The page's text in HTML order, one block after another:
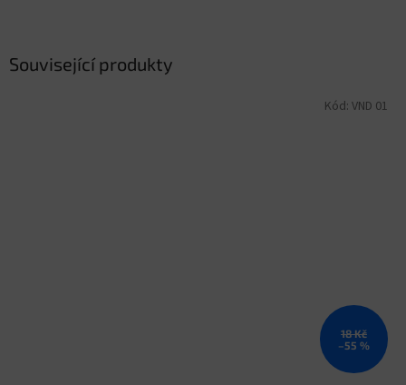
Související produkty
18 Kč
–55 %
Kód: VND 01